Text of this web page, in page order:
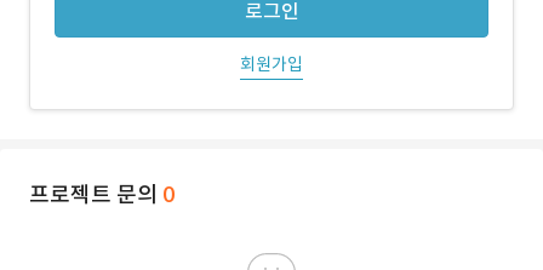
로그인
회원가입
프로젝트 문의 0